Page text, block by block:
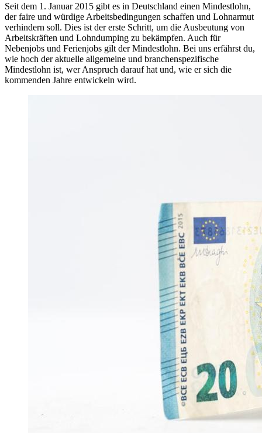
Seit dem 1. Januar 2015 gibt es in Deutschland einen Mindestlohn,
der faire und würdige Arbeitsbedingungen schaffen und Lohnarmut
verhindern soll. Dies ist der erste Schritt, um die Ausbeutung von
Arbeitskräften und Lohndumping zu bekämpfen. Auch für
Nebenjobs und Ferienjobs gilt der Mindestlohn. Bei uns erfährst du,
wie hoch der aktuelle allgemeine und branchenspezifische
Mindestlohn ist, wer Anspruch darauf hat und, wie er sich die
kommenden Jahre entwickeln wird.